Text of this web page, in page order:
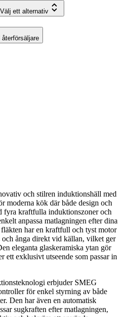
Välj ett alternativ
och stilren induktionshäll med
moderna kök där både design och
fyra kraftfulla induktionszoner och
anpassa matlagningen efter dina
har en kraftfull och tyst motor
ånga direkt vid källan, vilket ger
eleganta glaskeramiska ytan gör
ett exklusivt utseende som passar in
erbjuder SMEG
för enkel styrning av både
Den har även en automatisk
sugkraften efter matlagningen,